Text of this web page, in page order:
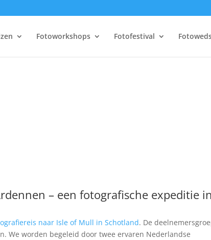
Fotoworkshops Fotofestival
– een fotografische expeditie in
naar Isle of Mull in Schotland. De
We worden begeleid door twee ervaren Nederlandse